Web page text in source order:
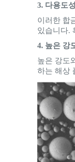
3. 다용도성
이러한 합
있습니다.
4. 높은 강
높은 강도
하는 해상